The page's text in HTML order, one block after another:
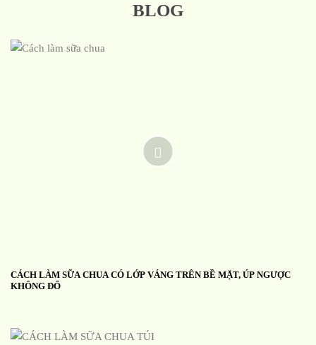
BLOG
CÁCH LÀM SỮA CHUA CÓ LỚP VÁNG TRÊN BỀ MẶT, ÚP NGƯỢC
KHÔNG ĐỔ